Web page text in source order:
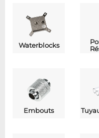
Waterblocks
Embouts